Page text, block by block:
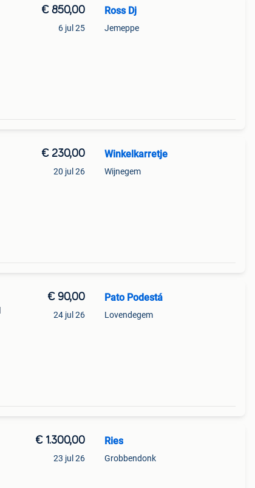
€ 850,00
6 jul 25
Ross Dj
Jemeppe
€ 230,00
20 jul 26
Winkelkarretje
Wijnegem
€ 90,00
24 jul 26
Pato Podestá
Lovendegem
€ 1.300,00
23 jul 26
Ries
Grobbendonk